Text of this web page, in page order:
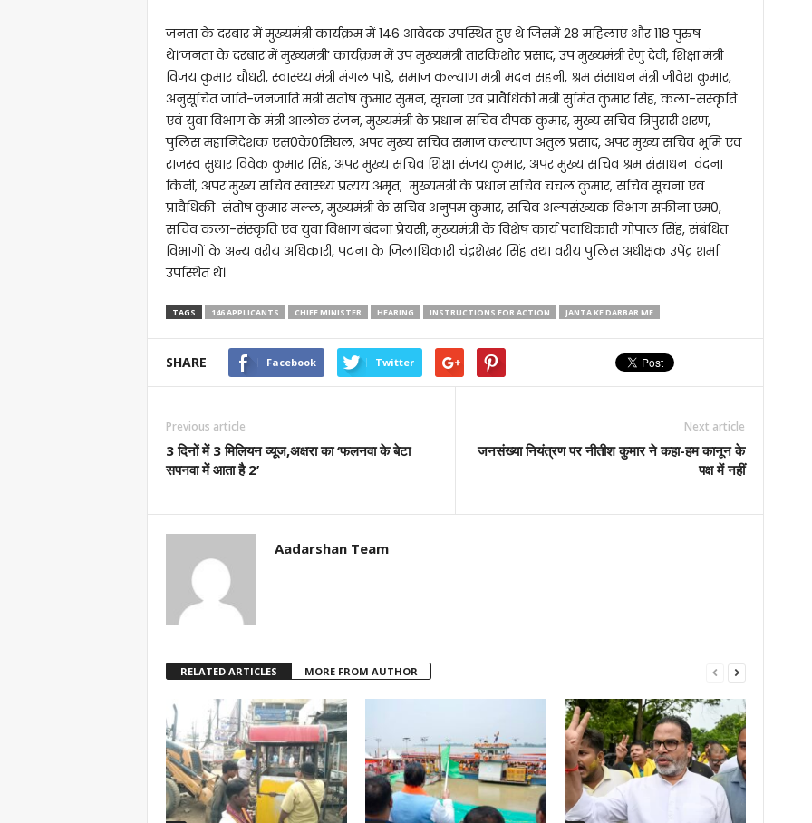
जनता के दरबार में मुख्यमंत्री कार्यक्रम में 146 आवेदक उपस्थित हुए थे जिसमें 28 महिलाएं और 118 पुरुष
थे।‘जनता के दरबार में मुख्यमंत्री’ कार्यक्रम में उप मुख्यमंत्री तारकिशोर प्रसाद, उप मुख्यमंत्री रेणु देवी, शिक्षा मंत्री
विजय कुमार चौधरी, स्वास्थ्य मंत्री मंगल पांडे, समाज कल्याण मंत्री मदन सहनी, श्रम संसाधन मंत्री जीवेश कुमार,
अनुसूचित जाति-जनजाति मंत्री संतोष कुमार सुमन, सूचना एवं प्रावैधिकी मंत्री सुमित कुमार सिंह, कला-संस्कृति
एवं युवा विभाग के मंत्री आलोक रंजन, मुख्यमंत्री के प्रधान सचिव दीपक कुमार, मुख्य सचिव त्रिपुरारी शरण,
पुलिस महानिदेशक एस0के0सिंघल, अपर मुख्य सचिव समाज कल्याण अतुल प्रसाद, अपर मुख्य सचिव भूमि एवं
राजस्व सुधार विवेक कुमार सिंह, अपर मुख्य सचिव शिक्षा संजय कुमार, अपर मुख्य सचिव श्रम संसाधन वंदना
किनी, अपर मुख्य सचिव स्वास्थ्य प्रत्यय अमृत, मुख्यमंत्री के प्रधान सचिव चंचल कुमार, सचिव सूचना एवं
प्रावैधिकी संतोष कुमार मल्ल, मुख्यमंत्री के सचिव अनुपम कुमार, सचिव अल्पसंख्यक विभाग सफीना एम0,
सचिव कला-संस्कृति एवं युवा विभाग बंदना प्रेयसी, मुख्यमंत्री के विशेष कार्य पदाधिकारी गोपाल सिंह, संबंधित
विभागों के अन्य वरीय अधिकारी, पटना के जिलाधिकारी चंद्रशेखर सिंह तथा वरीय पुलिस अधीक्षक उपेंद्र शर्मा
उपस्थित थे।
TAGS 146 APPLICANTS CHIEF MINISTER HEARING INSTRUCTIONS FOR ACTION JANTA KE DARBAR ME
SHARE Facebook Twitter
Previous article
3 दिनों में 3 मिलियन व्यूज,अक्षरा का ‘फलनवा के बेटा
सपनवा में आता है 2’
Next article
जनसंख्या नियंत्रण पर नीतीश कुमार ने कहा-हम कानून के
पक्ष में नहीं
Aadarshan Team
RELATED ARTICLES MORE FROM AUTHOR